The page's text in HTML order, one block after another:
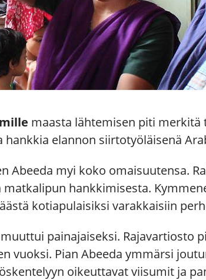
maasta lähtemisen piti merkitä
elannon siirtotyöläisenä
Abeeda myi koko omaisuutensa.
hankkimisesta.
kotiapulaisiksi varakkaisiin
painajaiseksi. Rajavartiosto
vuoksi. Pian Abeeda ymmärsi
oikeuttavat viisumit ja